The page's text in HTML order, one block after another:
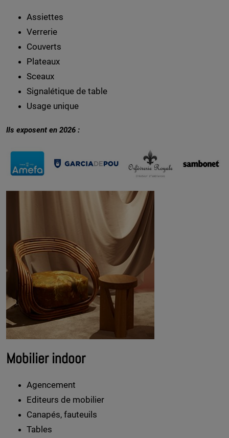
Assiettes
Verrerie
Couverts
Plateaux
Sceaux
Signalétique de table
Usage unique
Ils exposent en 2026 :
Mobilier indoor
Agencement
Editeurs de mobilier
Canapés, fauteuils
Tables